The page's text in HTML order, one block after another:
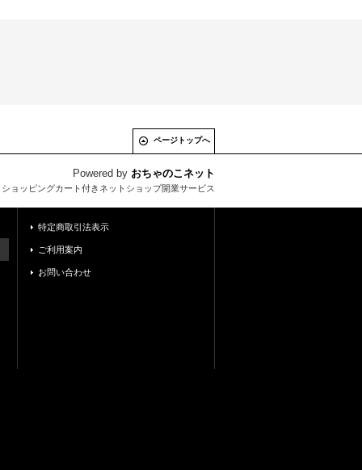
ページトップへ
Powered by おちゃのこネット
ョッピングカート付きネットショップ開業サービス
特定商取引法表示
ご利用案内
お問い合わせ